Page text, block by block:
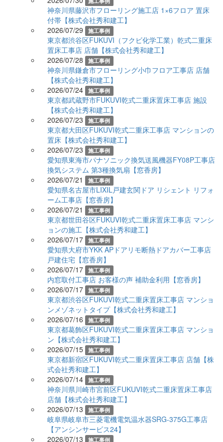
神奈川県藤沢市フローリング施工店 1×6フロア 置床
付帯【株式会社秀和建工】
2026/07/29
施工事例
東京都渋谷区FUKUVI（フクビ化学工業）乾式二重床
置床工事店 店舗【株式会社秀和建工】
2026/07/28
施工事例
神奈川県鎌倉市フローリング小巾フロア工事店 店舗
【株式会社秀和建工】
2026/07/24
施工事例
東京都武蔵野市FUKUVI乾式二重床置床工事店 施設
【株式会社秀和建工】
2026/07/23
施工事例
東京都大田区FUKUVI乾式二重床工事店 マンションの
置床【株式会社秀和建工】
2026/07/23
施工事例
愛知県東海市パナソニック換気送風機器FY08P工事店
換気システム 第3種換気扇【窓香房】
2026/07/21
施工事例
愛知県名古屋市LIXIL戸建玄関ドア リシェント リフォ
ーム工事店【窓香房】
2026/07/21
施工事例
東京都世田谷区FUKUVI乾式二重床置床工事店 マンシ
ョンの施工【株式会社秀和建工】
2026/07/17
施工事例
愛知県大府市YKK APドアリモ断熱ドアカバー工事店
戸建住宅【窓香房】
2026/07/17
施工事例
内窓取付工事店 お客様の声 補助金利用【窓香房】
2026/07/17
施工事例
東京都渋谷区FUKUVI乾式二重床置床工事店 マンショ
ンメゾネットタイプ【株式会社秀和建工】
2026/07/16
施工事例
東京都葛飾区FUKUVI乾式二重床置床工事店 マンショ
ン【株式会社秀和建工】
2026/07/15
施工事例
東京都新宿区FUKUVI乾式二重床置床工事店 店舗【株
式会社秀和建工】
2026/07/14
施工事例
神奈川県川崎市宮前区FUKUVI乾式二重床置床工事店
店舗【株式会社秀和建工】
2026/07/13
施工事例
岐阜県岐阜市三菱電機電気温水器SRG-375G工事店
【アンシンサービス24】
2026/07/13
施工事例